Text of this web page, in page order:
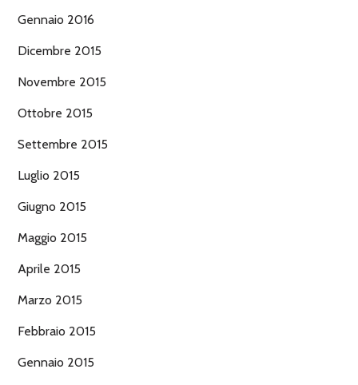
Gennaio 2016
Dicembre 2015
Novembre 2015
Ottobre 2015
Settembre 2015
Luglio 2015
Giugno 2015
Maggio 2015
Aprile 2015
Marzo 2015
Febbraio 2015
Gennaio 2015